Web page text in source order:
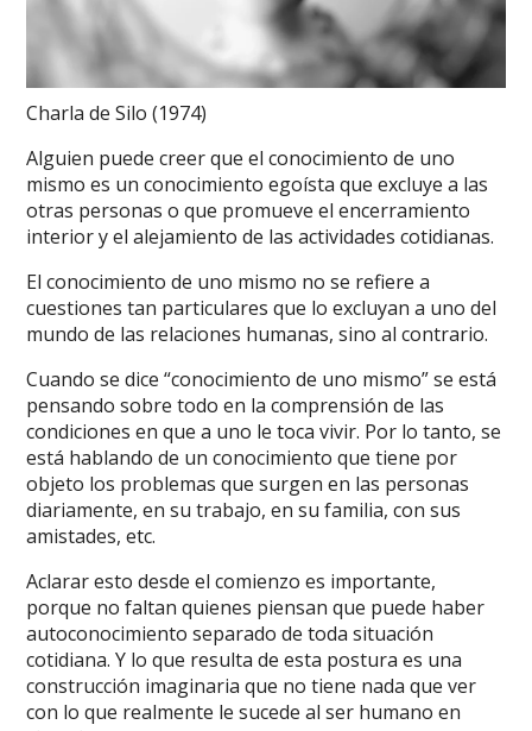
Charla de Silo (1974)
Alguien puede creer que el conocimiento de uno
mismo es un conocimiento egoísta que excluye a las
otras personas o que promueve el encerramiento
interior y el alejamiento de las actividades cotidianas.
El conocimiento de uno mismo no se refiere a
cuestiones tan particulares que lo excluyan a uno del
mundo de las relaciones humanas, sino al contrario.
Cuando se dice “conocimiento de uno mismo” se está
pensando sobre todo en la comprensión de las
condiciones en que a uno le toca vivir. Por lo tanto, se
está hablando de un conocimiento que tiene por
objeto los problemas que surgen en las personas
diariamente, en su trabajo, en su familia, con sus
amistades, etc.
Aclarar esto desde el comienzo es importante,
porque no faltan quienes piensan que puede haber
autoconocimiento separado de toda situación
cotidiana. Y lo que resulta de esta postura es una
construcción imaginaria que no tiene nada que ver
con lo que realmente le sucede al ser humano en